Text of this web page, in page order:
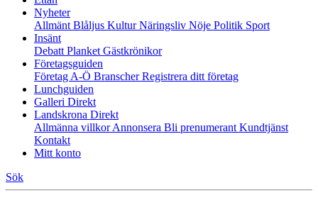
Nyheter
Allmänt Blåljus KulturNäringsliv Nöje Politik Sport
Insänt
Debatt Planket Gästkrönikor
Företagsguiden
Företag A-Ö BranscherRegistrera ditt företag
Lunchguiden
Galleri Direkt
Landskrona Direkt
Allmänna villkorAnnonsera Bli prenumerant Kundtjänst
Kontakt
Mitt konto
Sök